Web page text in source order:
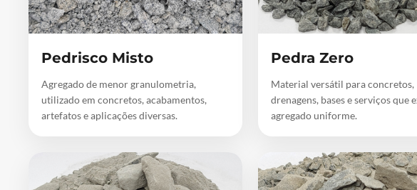
Pedrisco Misto
Agregado de menor granulometria,
utilizado em concretos, acabamentos,
artefatos e aplicações diversas.
Pedra Zero
Material versátil para concretos,
drenagens, bases e serviços que
agregado uniforme.